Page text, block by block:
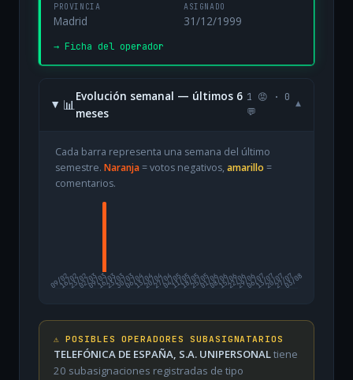
PROVINCIA
Madrid
ASIGNADO
31/12/1999
→ Ficha del operador
📊
Evolución semanal — últimos 6
meses
1 😡 · 0
💬
▾
Cada barra representa una semana del último
semestre. Naranja= votos negativos, amarillo =
comentarios.
09/02
16/0223/0202/0309/0316/0323/0330/0306/0413/0420/0427/0404/0511/0518/0525/0501/0608/0615/0622/0629/0606/0713/0720/0727/07
03/08
⚠️ POSIBLES OPERADORES SUBASIGNATARIOS
TELEFÓNICA DE ESPAÑA, S.A. UNIPERSONALtiene
20 subasignaciones registradas de tipo